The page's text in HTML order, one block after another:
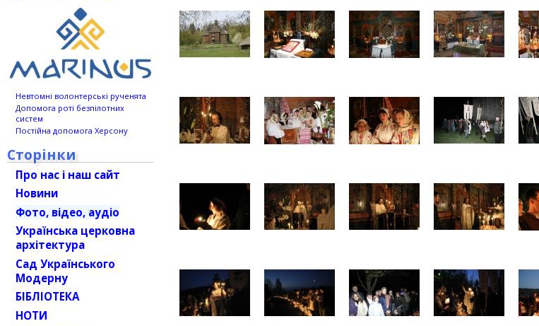
Невтомні волонтерські рученята
Допомога роті безпілотних
систем
Постійна допомога Херсону
Сторінки
Про нас і наш сайт
Новини
Фото, відео, аудіо
Українська церковна
архітектура
Сад Українського
Модерну
БІБЛІОТЕКА
НОТИ